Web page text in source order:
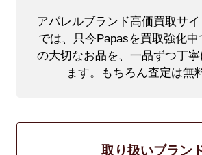
アパレルブランド高価買取サ
では、只今Papasを買取強化中
の大切なお品を、一品ずつ丁
ます。もちろん査定は無
取り扱いブラン